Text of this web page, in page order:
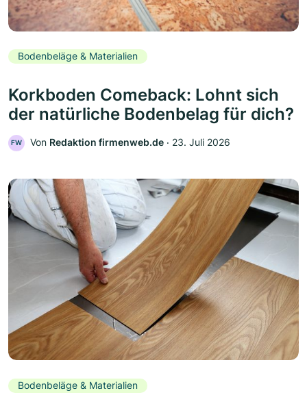
Bodenbeläge & Materialien
Korkboden Comeback: Lohnt sich
der natürliche Bodenbelag für dich?
FW Von Redaktion firmenweb.de ‧ 23. Juli 2026
Bodenbeläge & Materialien